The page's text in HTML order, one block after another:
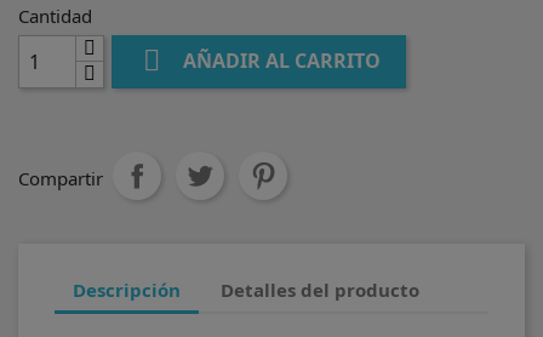
Cantidad
 AÑADIR AL CARRITO
Compartir
Descripción Detalles del producto